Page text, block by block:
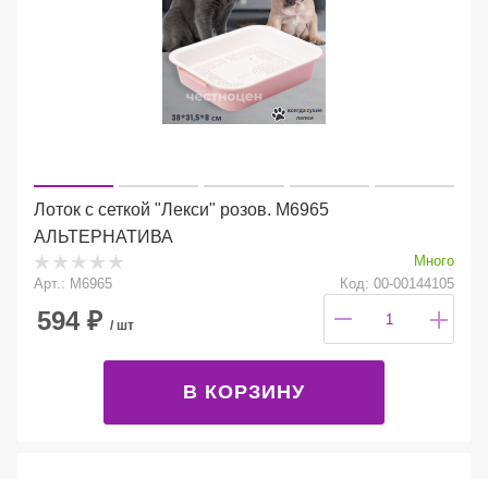
Лоток с сеткой "Лекси" розов. М6965
АЛЬТЕРНАТИВА
Много
Арт.: М6965
Код: 00-00144105
594₽ / шт
В КОРЗИНУ